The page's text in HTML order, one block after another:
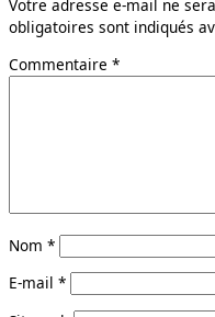
Votre adresse e-mail ne
obligatoires sont indiqués
Commentaire *
Nom *
E-mail *